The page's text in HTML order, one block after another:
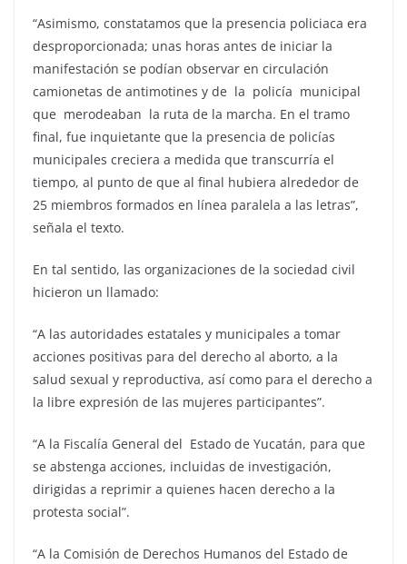
“Asimismo, constatamos que la presencia policiaca era
desproporcionada; unas horas antes de iniciar la
manifestación se podían observar en circulación
camionetas de antimotines y de la policía municipal
que merodeaban la ruta de la marcha. En el tramo
final, fue inquietante que la presencia de policías
municipales creciera a medida que transcurría el
tiempo, al punto de que al final hubiera alrededor de
25 miembros formados en línea paralela a las letras”,
señala el texto.
En tal sentido, las organizaciones de la sociedad civil
hicieron un llamado:
“A las autoridades estatales y municipales a tomar
acciones positivas para del derecho al aborto, a la
salud sexual y reproductiva, así como para el derecho a
la libre expresión de las mujeres participantes”.
“A la Fiscalía General del Estado de Yucatán, para que
se abstenga acciones, incluidas de investigación,
dirigidas a reprimir a quienes hacen derecho a la
protesta social”.
“A la Comisión de Derechos Humanos del Estado de